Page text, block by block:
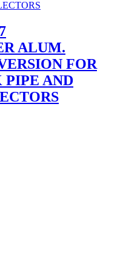
ALUM.
FOR
AND